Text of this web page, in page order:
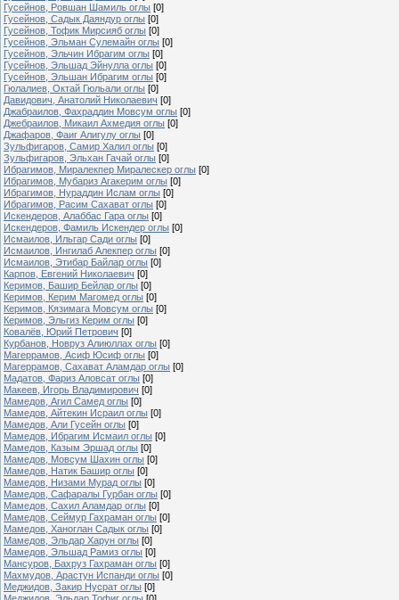
Гусейнов, Ровшан Шамиль оглы [0]
Гусейнов, Садык Даяндур оглы [0]
Гусейнов, Тофик Мирсияб оглы [0]
Гусейнов, Эльман Сулемайн оглы [0]
Гусейнов, Эльчин Ибрагим оглы [0]
Гусейнов, Эльшад Эйнулла оглы [0]
Гусейнов, Эльшан Ибрагим оглы [0]
Гюлалиев, Октай Гюльали оглы [0]
Давидович, Анатолий Николаевич [0]
Джабраилов, Фахраддин Мовсум оглы [0]
Джебраилов, Микаил Ахмедия оглы [0]
Джафаров, Фаиг Алигулу оглы [0]
Зульфигаров, Самир Халил оглы [0]
Зульфигаров, Эльхан Гачай оглы [0]
Ибрагимов, Миралекпер Миралескер оглы [0]
Ибрагимов, Мубариз Агакерим оглы [0]
Ибрагимов, Нураддин Ислам оглы [0]
Ибрагимов, Расим Сахават оглы [0]
Искендеров, Алаббас Гара оглы [0]
Искендеров, Фамиль Искендер оглы [0]
Исмаилов, Ильгар Сади оглы [0]
Исмаилов, Ингилаб Алекпер оглы [0]
Исмаилов, Этибар Байлар оглы [0]
Карпов, Евгений Николаевич [0]
Керимов, Башир Бейлар оглы [0]
Керимов, Керим Магомед оглы [0]
Керимов, Кязимага Мовсум оглы [0]
Керимов, Эльгиз Керим оглы [0]
Ковалёв, Юрий Петрович [0]
Курбанов, Новруз Алиюллах оглы [0]
Магеррамов, Асиф Юсиф оглы [0]
Магеррамов, Сахават Аламдар оглы [0]
Мадатов, Фариз Аловсат оглы [0]
Макеев, Игорь Владимирович [0]
Мамедов, Агил Самед оглы [0]
Мамедов, Айтекин Исраил оглы [0]
Мамедов, Али Гусейн оглы [0]
Мамедов, Ибрагим Исмаил оглы [0]
Мамедов, Казым Эршад оглы [0]
Мамедов, Мовсум Шахин оглы [0]
Мамедов, Натик Башир оглы [0]
Мамедов, Низами Мурад оглы [0]
Мамедов, Сафаралы Гурбан оглы [0]
Мамедов, Сахил Аламдар оглы [0]
Мамедов, Сеймур Гахраман оглы [0]
Мамедов, Ханоглан Садык оглы [0]
Мамедов, Эльдар Харун оглы [0]
Мамедов, Эльшад Рамиз оглы [0]
Мансуров, Бахруз Гахраман оглы [0]
Махмудов, Арастун Испанди оглы [0]
Меджидов, Закир Нусрат оглы [0]